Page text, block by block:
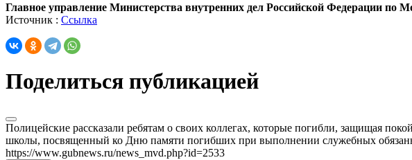
Главное управление Министерства внутренних дел Российской Федерации по
Источник : Ссылка
Поделиться публикацией
Полицейские рассказали ребятам о своих коллегах, которые погибли, защищая
школы, посвященный ко Дню памяти погибших при выполнении служебных
https://www.gubnews.ru/news_mvd.php?id=2533